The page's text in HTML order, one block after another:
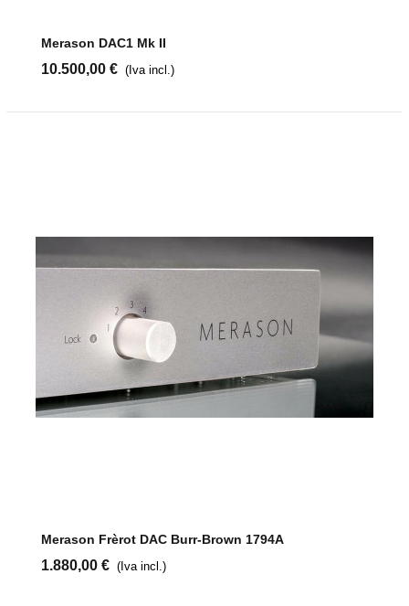
Merason DAC1 Mk II
10.500,00 € (Iva incl.)
Merason Frèrot DAC Burr-Brown 1794A
1.880,00 € (Iva incl.)